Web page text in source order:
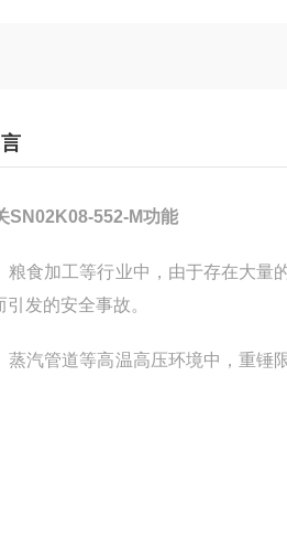
SN02K08-552-M功能
粮食加工等行业中，由于存在大
发的安全事故。
蒸汽管道等高温高压环境中，重